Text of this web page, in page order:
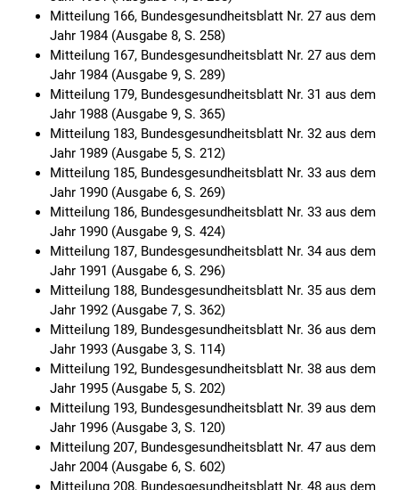
Mitteilung 166, Bundesgesundheitsblatt Nr. 27 aus dem
Jahr 1984 (Ausgabe 8, S. 258)
Mitteilung 167, Bundesgesundheitsblatt Nr. 27 aus dem
Jahr 1984 (Ausgabe 9, S. 289)
Mitteilung 179, Bundesgesundheitsblatt Nr. 31 aus dem
Jahr 1988 (Ausgabe 9, S. 365)
Mitteilung 183, Bundesgesundheitsblatt Nr. 32 aus dem
Jahr 1989 (Ausgabe 5, S. 212)
Mitteilung 185, Bundesgesundheitsblatt Nr. 33 aus dem
Jahr 1990 (Ausgabe 6, S. 269)
Mitteilung 186, Bundesgesundheitsblatt Nr. 33 aus dem
Jahr 1990 (Ausgabe 9, S. 424)
Mitteilung 187, Bundesgesundheitsblatt Nr. 34 aus dem
Jahr 1991 (Ausgabe 6, S. 296)
Mitteilung 188, Bundesgesundheitsblatt Nr. 35 aus dem
Jahr 1992 (Ausgabe 7, S. 362)
Mitteilung 189, Bundesgesundheitsblatt Nr. 36 aus dem
Jahr 1993 (Ausgabe 3, S. 114)
Mitteilung 192, Bundesgesundheitsblatt Nr. 38 aus dem
Jahr 1995 (Ausgabe 5, S. 202)
Mitteilung 193, Bundesgesundheitsblatt Nr. 39 aus dem
Jahr 1996 (Ausgabe 3, S. 120)
Mitteilung 207, Bundesgesundheitsblatt Nr. 47 aus dem
Jahr 2004 (Ausgabe 6, S. 602)
Mitteilung 208, Bundesgesundheitsblatt Nr. 48 aus dem